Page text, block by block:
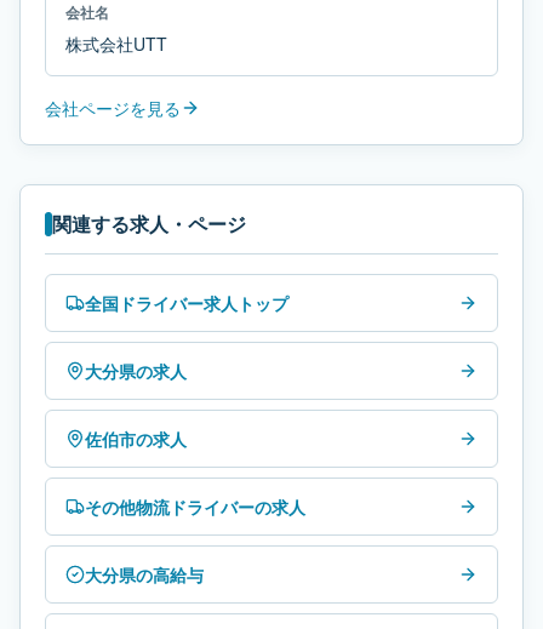
会社名
株式会社UTT
会社ページを見る
関連する求人・ページ
全国ドライバー求人トップ
大分県の求人
佐伯市の求人
その他物流ドライバーの求人
大分県の高給与